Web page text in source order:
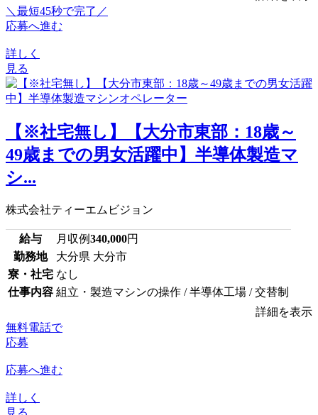
＼最短45秒で完了／
応募へ進む
詳しく
見る
【※社宅無し】【大分市東部：18歳～
49歳までの男女活躍中】半導体製造マ
シ...
株式会社ティーエムビジョン
給与 月収例340,000円
勤務地
大分県 大分市
寮・社宅 なし
仕事内容 組立・製造マシンの操作 / 半導体工場 / 交替制
詳細を表示
無料電話で
応募
応募へ進む
詳しく
見る